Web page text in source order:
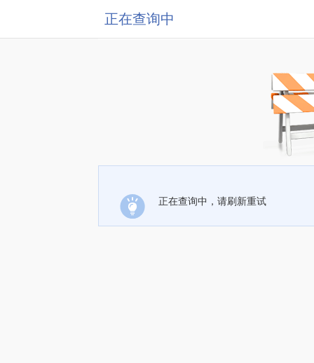
正在查询中
正在查询中，请刷新重试